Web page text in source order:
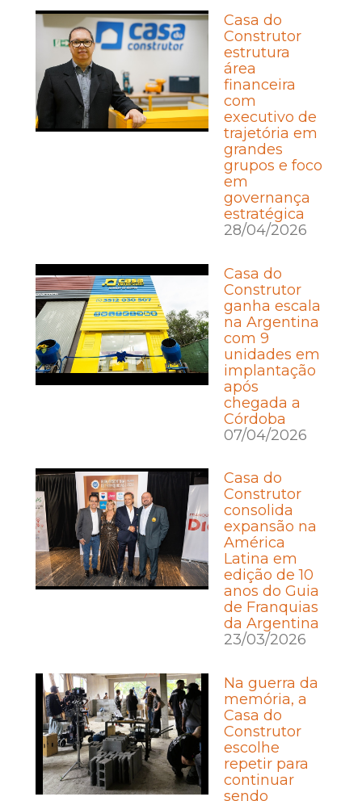
Casa do
Construtor
estrutura
área
financeira
com
executivo de
trajetória em
grandes
grupos e foco
em
governança
estratégica
28/04/2026
Casa do
Construtor
ganha escala
na Argentina
com 9
unidades em
implantação
após
chegada a
Córdoba
07/04/2026
Casa do
Construtor
consolida
expansão na
América
Latina em
edição de 10
anos do Guia
de Franquias
da Argentina
23/03/2026
Na guerra da
memória, a
Casa do
Construtor
escolhe
repetir para
continuar
sendo